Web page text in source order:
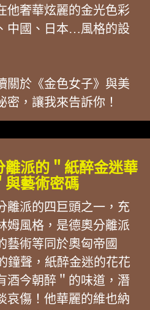
他奢華炫麗的金光色彩
中國、日本…風格的設
關於《金色女子》與美
密，讓我來告訴你！
派的＂紙醉金迷華
與藝術密碼
離派的四巨頭之一，充
姆風格，是德奧分離派
藝術等同於奧匈帝國
鐘聲，紙醉金迷的花花
酒今朝醉＂的味道，潛
哀傷！他華麗的維也納